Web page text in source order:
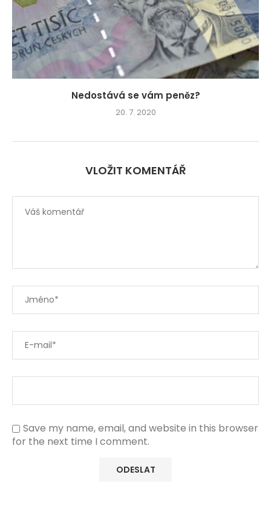
Nedostává se vám peněz?
20. 7. 2020
VLOŽIT KOMENTÁŘ
Save my name, email, and website in this browser
for the next time I comment.